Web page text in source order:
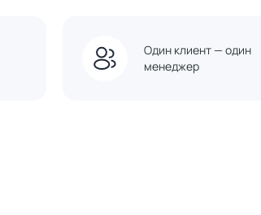
Один клиент — один
менеджер